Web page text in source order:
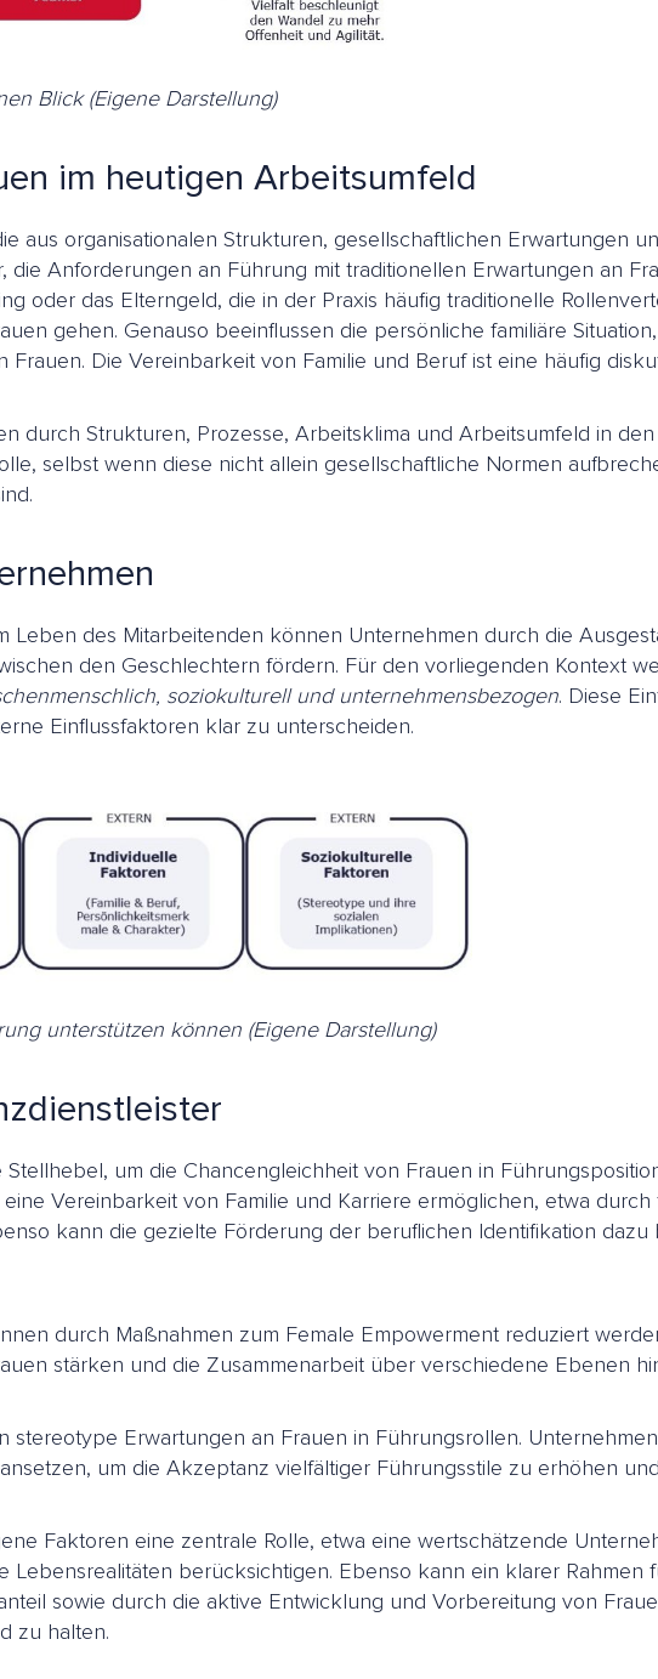
Blick (Eigene Darstellung)
im heutigen Arbeitsumfeld
aus organisationalen Strukturen, gesellschaftlichen Erwartungen
die Anforderungen an Führung mit traditionellen Erwartungen an
oder das Elterngeld, die in der Praxis häufig traditionelle
gehen. Genauso beeinflussen die persönliche familiäre
Die Vereinbarkeit von Familie und Beruf ist eine häufig
durch Strukturen, Prozesse, Arbeitsklima und Arbeitsumfeld in
selbst wenn diese nicht allein gesellschaftliche Normen
Leben des Mitarbeitenden können Unternehmen durch die
den Geschlechtern fördern. Für den vorliegenden Kontext
soziokulturell und unternehmensbezogen. Diese
Einflussfaktoren klar zu unterscheiden.
unterstützen können (Eigene Darstellung)
um die Chancengleichheit von Frauen in
Vereinbarkeit von Familie und Karriere ermöglichen, etwa
kann die gezielte Förderung der beruflichen Identifikation
durch Maßnahmen zum Female Empowerment reduziert
stärken und die Zusammenarbeit über verschiedene Ebenen
Erwartungen an Frauen in Führungsrollen.
um die Akzeptanz vielfältiger Führungsstile zu erhöhen
Faktoren eine zentrale Rolle, etwa eine wertschätzende
berücksichtigen. Ebenso kann ein klarer
sowie durch die aktive Entwicklung und Vorbereitung von
zu halten.